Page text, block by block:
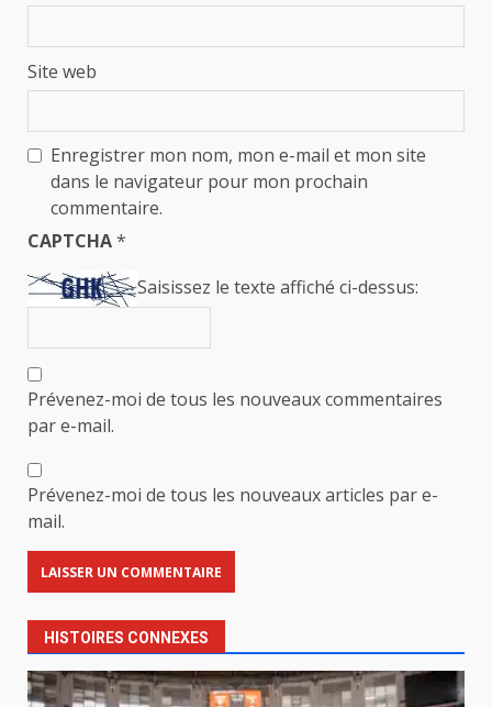
Site web
Enregistrer mon nom, mon e-mail et mon site
dans le navigateur pour mon prochain
commentaire.
CAPTCHA*
Saisissez le texte affiché ci-dessus:
Prévenez-moi de tous les nouveaux commentaires
par e-mail.
Prévenez-moi de tous les nouveaux articles par e-
mail.
HISTOIRES CONNEXES